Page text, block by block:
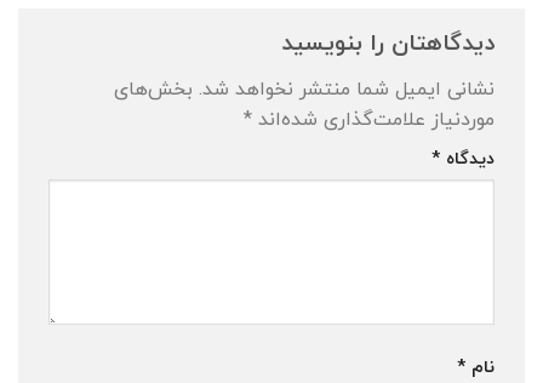
دیدگاهتان را بنویسید
نشانی ایمیل شما منتشر نخواهد شد. بخش‌های
موردنیاز علامت‌گذاری شده‌اند *
دیدگاه *
نام *